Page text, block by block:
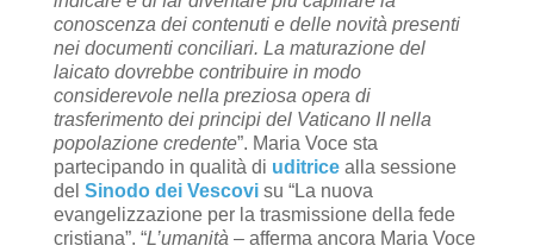
conoscenza dei contenuti e delle novità presenti
nei documenti conciliari. La maturazione del
laicato dovrebbe contribuire in modo
considerevole nella preziosa opera di
trasferimento dei principi del Vaticano II nella
popolazione credente”. Maria Voce sta
partecipando in qualità di uditricealla sessione
del Sinodo dei Vescovisu “La nuova
evangelizzazione per la trasmissione della fede
cristiana”. “L’umanità – afferma ancora Maria Voce